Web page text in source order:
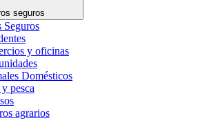
seguros
Seguros
y oficinas
Domésticos
pesca
agrarios